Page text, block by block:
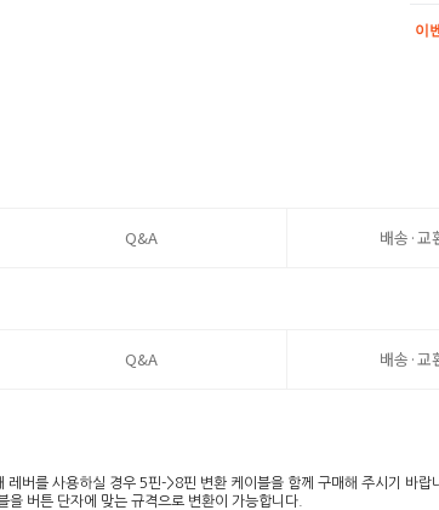
이
Q&A 배송·교
Q&A 배송·교
버를 사용하실 경우 5핀->8핀 변환 케이블을 함께 구매해 주시기 바랍
버튼 단자에 맞는 규격으로 변환이 가능합니다.